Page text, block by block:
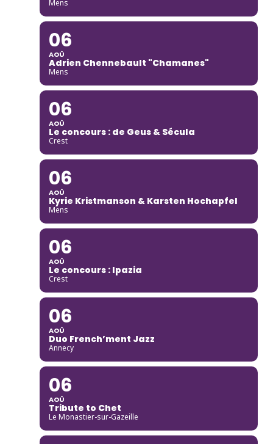
Mens
06
AOÛ
Adrien Chennebault "Chamanes"
Mens
06
AOÛ
Le concours : de Geus & Sécula
Crest
06
AOÛ
Kyrie Kristmanson & Karsten Hochapfel
Mens
06
AOÛ
Le concours : Ipazia
Crest
06
AOÛ
Duo French’ment Jazz
Annecy
06
AOÛ
Tribute to Chet
Le Monastier-sur-Gazeille